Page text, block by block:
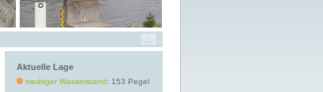
Aktuelle Lage
niedriger Wasserstand: 153 Pegel